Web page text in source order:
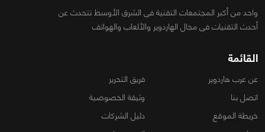
واحد من أكبر المجتمعات التقنية فى الشرق الأوسط تتحدث عن
أحدث التقنيات فى مجال الهاردوير والألعاب والهواتف
القائمة
عن عرب هاردوير
فريق التحرير
اتصل بنا
وثيقة الخصوصية
خريطة الموقع
دليل الشركات